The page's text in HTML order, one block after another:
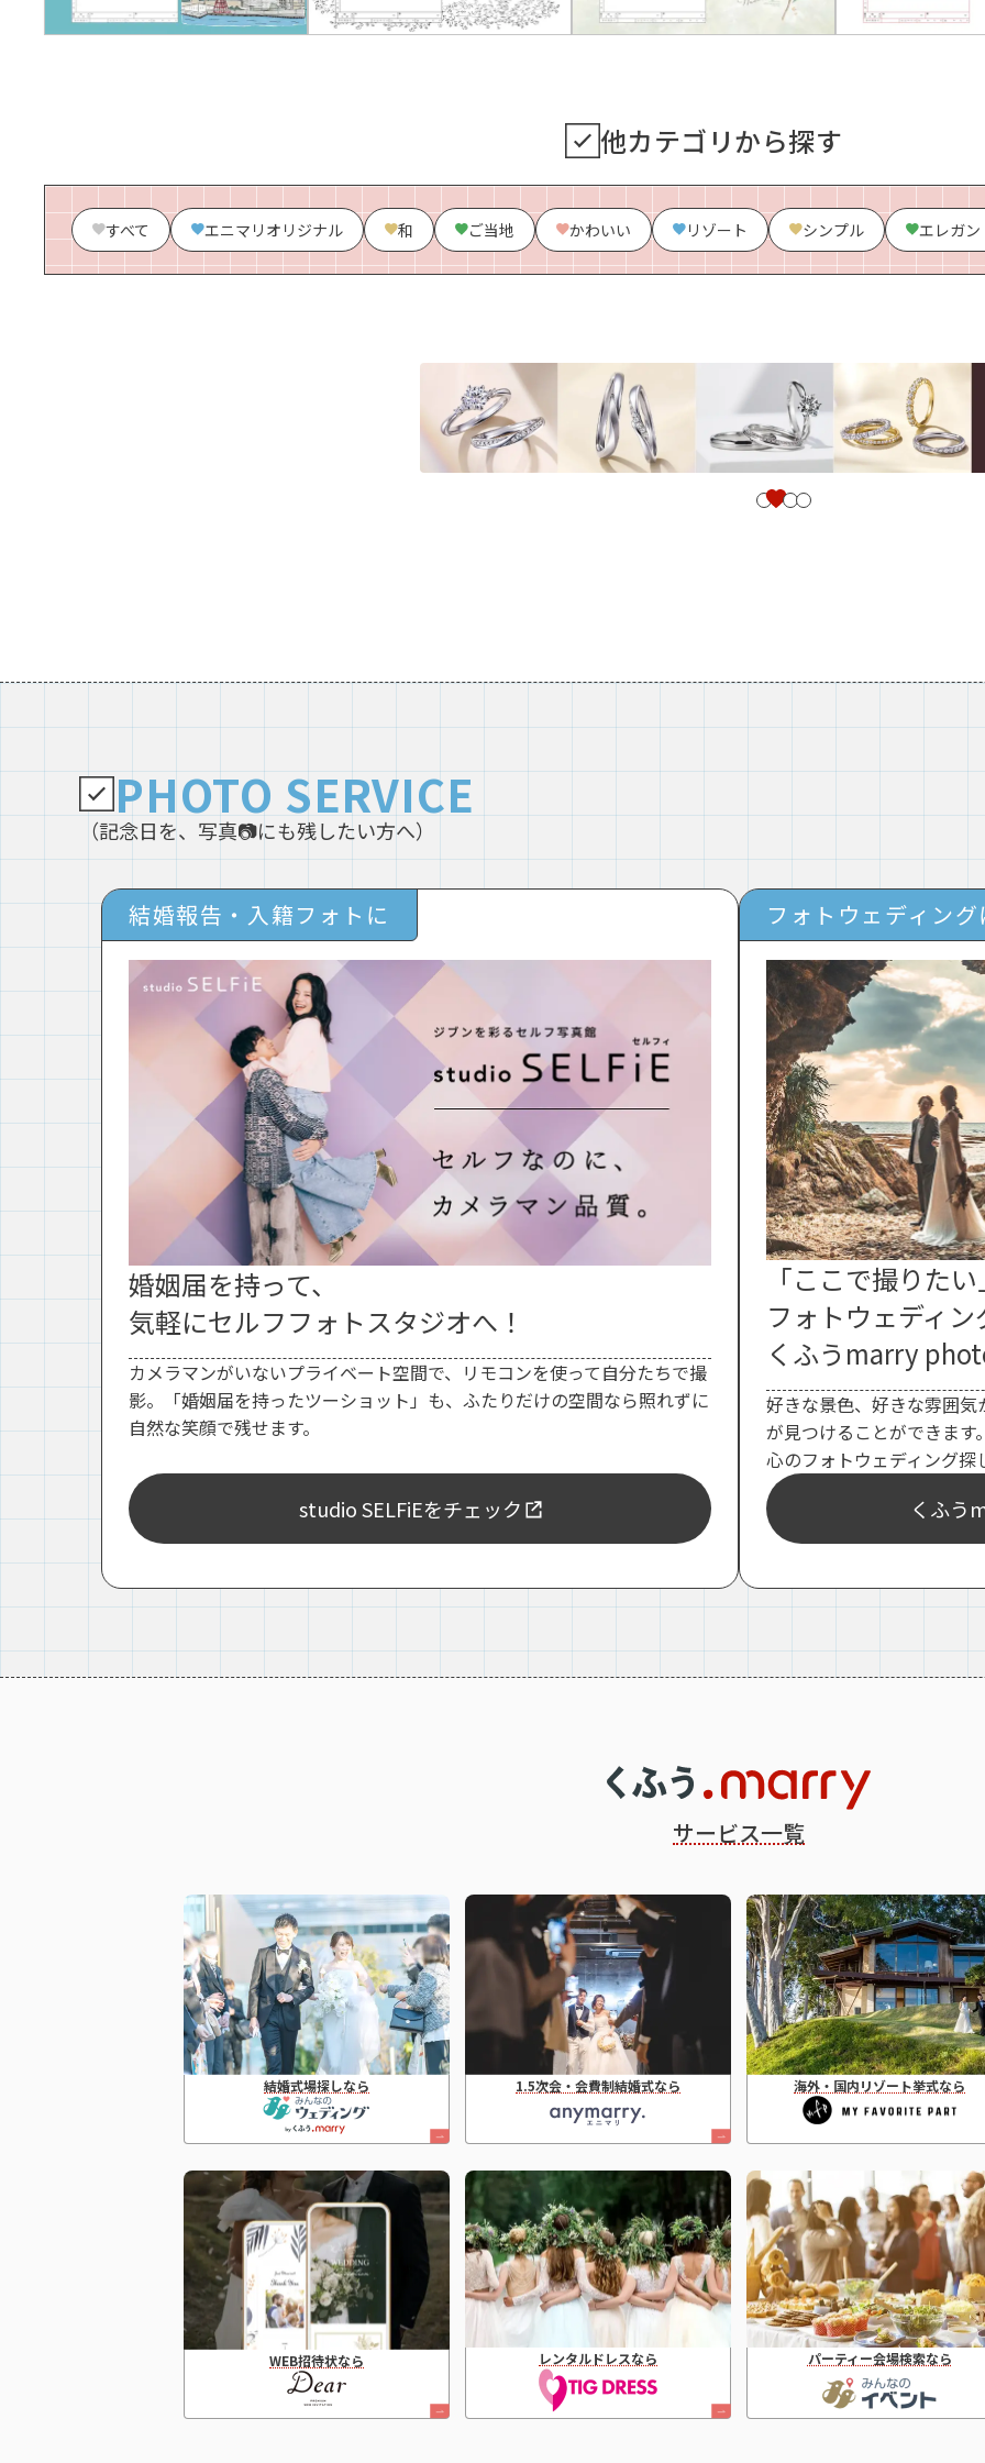
他カテゴリから探す
すべて エニマリオリジナル 和 ご当地 かわいい リゾート シンプル エレガン
PHOTO SERVICE
（記念日を、写真📷にも残したい方へ）
結婚報告・入籍フォトに
婚姻届を持って、
気軽にセルフフォトスタジオへ！
カメラマンがいないプライベート空間で、リモコンを使って自分たちで撮
影。「婚姻届を持ったツーショット」も、ふたりだけの空間なら照れずに
自然な笑顔で残せます。
studio SELFiEをチェック
フォトウェディン
「ここで撮りた
フォトウェディ
くふうmarry
好きな景色、好きな雰囲
が見つけることができま
心のフォトウェディング探
くふう
サービス一覧
結婚式場探しなら 1.5次会・会費制結婚式なら 海外・国内リゾート挙式なら
WEB招待状なら レンタルドレスなら パーティー会場検索なら